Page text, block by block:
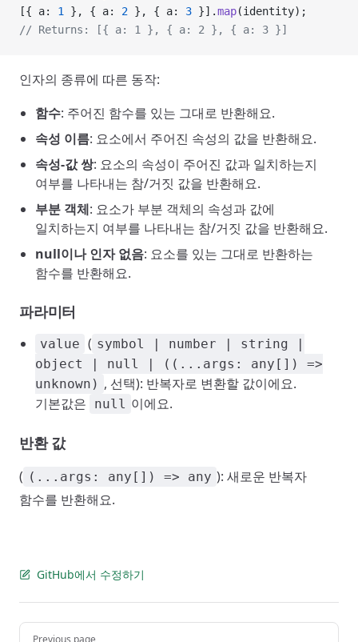
[{ a: 1 }, { a: 2 }, { a: 3 }].map(identity);
// Returns: [{ a: 1 }, { a: 2 }, { a: 3 }]
인자의 종류에 따른 동작:
함수: 주어진 함수를 있는 그대로 반환해요.
속성 이름: 요소에서 주어진 속성의 값을 반환해요.
속성-값 쌍: 요소의 속성이 주어진 값과 일치하는지
여부를 나타내는 참/거짓 값을 반환해요.
부분 객체: 요소가 부분 객체의 속성과 값에
일치하는지 여부를 나타내는 참/거짓 값을 반환해요.
null이나 인자 없음: 요소를 있는 그대로 반환하는
함수를 반환해요.
파라미터
value ( symbol | number | string |
object | null | ((...args: any[]) =>
unknown) , 선택): 반복자로 변환할 값이에요.
기본값은
null 이에요.
반환 값
( (...args: any[]) => any ): 새로운 반복자
함수를 반환해요.
GitHub에서 수정하기
Pager
Previous page